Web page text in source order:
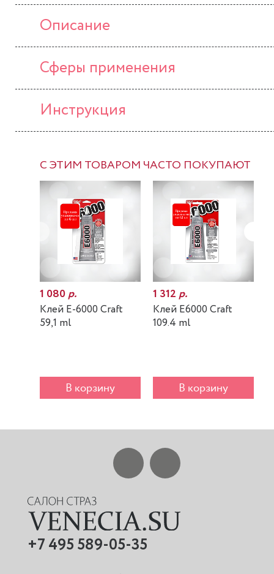
Описание
Сферы применения
Инструкция
С ЭТИМ ТОВАРОМ ЧАСТО ПОКУПАЮТ
1 080р.
Клей E-6000 Craft
59,1 ml
В корзину
1 312р.
Клей E6000 Craft
109.4 ml
В корзину
+7 495 589-05-35